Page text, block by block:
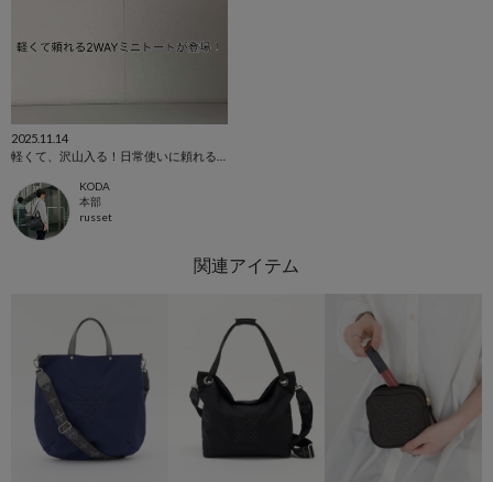
2025.11.14
KODA
本部
russet